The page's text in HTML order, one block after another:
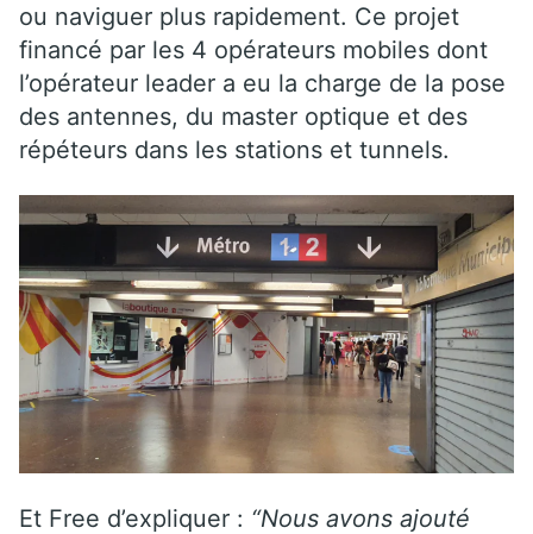
ou naviguer plus rapidement. Ce projet
financé par les 4 opérateurs mobiles dont
l’opérateur leader a eu la charge de la pose
des antennes, du master optique et des
répéteurs dans les stations et tunnels.
Et Free d’expliquer : “Nous avons ajouté